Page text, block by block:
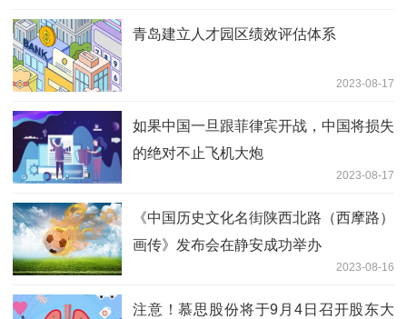
青岛建立人才园区绩效评估体系
2023-08-17
如果中国一旦跟菲律宾开战，中国将损失
的绝对不止飞机大炮
2023-08-17
《中国历史文化名街陕西北路（西摩路）
画传》发布会在静安成功举办
2023-08-16
注意！慕思股份将于9月4日召开股东大